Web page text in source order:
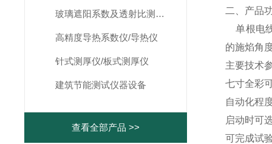
玻璃遮阳系数及透射比测定仪
高精度导热系数仪/导热仪
针式测厚仪/板式测厚仪
建筑节能测试仪器设备
查看全部产品 >>
二、产品
单根电
的施焰角
主要技术
七寸全彩
自动化程
启动时可
可完成试